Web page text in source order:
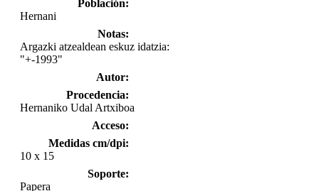
Población:
Hernani
Notas:
Argazki atzealdean eskuz idatzia:
"+-1993"
Autor:
Procedencia:
Hernaniko Udal Artxiboa
Acceso:
Medidas cm/dpi:
10 x 15
Soporte:
Papera